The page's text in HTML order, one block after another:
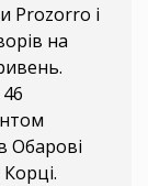
Prozorro і
на
Обарові